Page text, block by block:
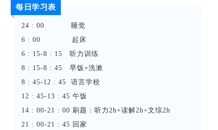
每日学习表
24 : 00 睡觉
6 : 00 起床
6 : 15-8 : 15 听力训练
8 : 15-8 : 45 早饭+洗漱
8 : 45-12 : 45 语言学校
12 : 45-13 : 45 午饭
14 : 00-21 : 00 刷题：听力2h+读解2h+文综2h
21 : 00-21 : 45 回家